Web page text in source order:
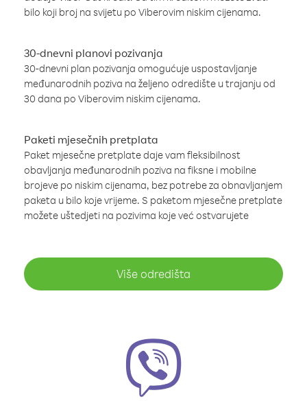
bilo koji broj na svijetu po Viberovim niskim cijenama.
30-dnevni planovi pozivanja
30-dnevni plan pozivanja omogućuje uspostavljanje
međunarodnih poziva na željeno odredište u trajanju od
30 dana po Viberovim niskim cijenama.
Paketi mjesečnih pretplata
Paket mjesečne pretplate daje vam fleksibilnost
obavljanja međunarodnih poziva na fiksne i mobilne
brojeve po niskim cijenama, bez potrebe za obnavljanjem
paketa u bilo koje vrijeme. S paketom mjesečne pretplate
možete uštedjeti na pozivima koje već ostvarujete
Više odredišta